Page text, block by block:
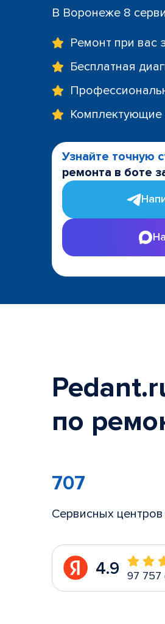
В Воронеже 8
Ремонт при вас
Бесплатная
Комплектующие
Узнайте точную
ремонта в боте
по
707
Сервисных центров
4.9 97 757